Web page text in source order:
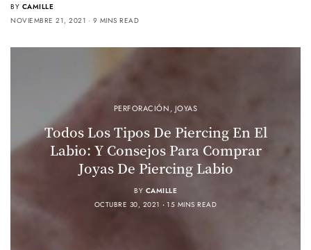
BY CAMILLE
NOVIEMBRE 21, 2021
9 MINS READ
PERFORACIÓN, JOYAS
Todos Los Tipos De Piercing En El
Labio: Y Consejos Para Comprar
Joyas De Piercing Labio
BY CAMILLE
OCTUBRE 30, 2021
15 MINS READ